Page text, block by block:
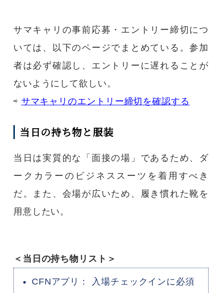
サマキャリの事前応募・エントリー締切につ
いては、以下のページでまとめている。参加
者は必ず確認し、エントリーに遅れることが
ないようにして欲しい。
⇨ サマキャリのエントリー締切を確認する
当日の持ち物と服装
当日は実質的な「面接の場」であるため、ダ
ークカラーのビジネススーツを着用すべき
だ。また、会場が広いため、履き慣れた靴を
用意したい。
＜当日の持ち物リスト＞
CFNアプリ： 入場チェックインに必須